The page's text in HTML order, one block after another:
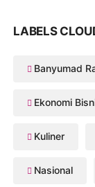
LABELS
Banyumad
Ekonomi
Kuliner
Nasional